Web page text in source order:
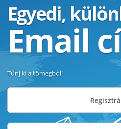
Egyedi,
Email
Tűnj ki a tömegből!